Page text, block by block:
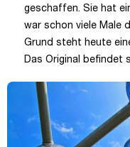
geschaffen. Sie hat
war schon viele Male
Grund steht heute
Das Original befindet